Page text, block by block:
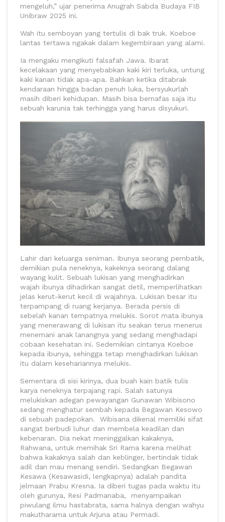
mengeluh,” ujar penerima Anugrah Sabda Budaya FIB
Unibraw 2025 ini.
Wah itu semboyan yang tertulis di bak truk. Koeboe
lantas tertawa ngakak dalam kegembiraan yang alami.
Ia mengaku mengikuti falsafah Jawa. Ibarat
kecelakaan yang menyebabkan kaki kiri terluka, untung
kaki kanan tidak apa-apa. Bahkan ketika ditabrak
kendaraan hingga badan penuh luka, bersyukurlah
masih diberi kehidupan. Masih bisa bernafas saja itu
sebuah karunia tak terhingga yang harus disyukuri.
Lahir dari keluarga seniman. Ibunya seorang pembatik,
demikian pula neneknya, kakeknya seorang dalang
wayang kulit. Sebuah lukisan yang menghadirkan
wajah ibunya dihadirkan sangat detil, memperlihatkan
jelas kerut-kerut kecil di wajahnya. Lukisan besar itu
terpampang di ruang kerjanya. Berada persis di
sebelah kanan tempatnya melukis. Sorot mata ibunya
yang menerawang di lukisan itu seakan terus menerus
menemani anak lanangnya yang sedang menghadapi
cobaan kesehatan ini. Sedemikian cintanya Koeboe
kepada ibunya, sehingga tetap menghadirkan lukisan
itu dalam kesehariannya melukis.
Sementara di sisi kirinya, dua buah kain batik tulis
karya neneknya terpajang rapi. Salah satunya
melukiskan adegan pewayangan Gunawan Wibisono
sedang menghatur sembah kepada Begawan Kesowo
di sebuah padepokan. Wibisana dikenal memiliki sifat
sangat berbudi luhur dan membela keadilan dan
kebenaran. Dia nekat meninggalkan kakaknya,
Rahwana, untuk memihak Sri Rama karena melihat
bahwa kakaknya salah dan keblinger, bertindak tidak
adil dan mau menang sendiri. Sedangkan Begawan
Kesawa (Kesawasidi, lengkapnya) adalah pandita
jelmaan Prabu Kresna. Ia diberi tugas pada waktu itu
oleh gurunya, Resi Padmanaba, menyampaikan
piwulang ilmu hastabrata, sama halnya dengan wahyu
makutharama untuk Arjuna atau Permadi.